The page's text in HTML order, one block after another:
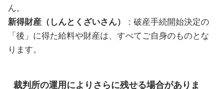
ん。
新得財産（しんとくざいさん）
：破産手続開始決定の
「後」に得た給料や財産は、すべてご自身のものとな
ります。
裁判所の運用によりさらに残せる場合がありま